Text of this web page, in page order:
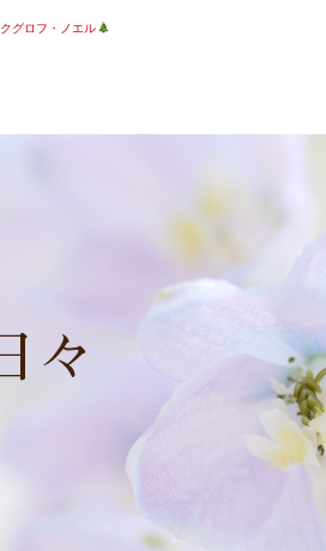
クグロフ・ノエル